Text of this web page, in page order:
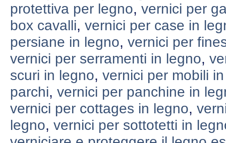
protettiva per legno, vernici per
box cavalli, vernici per case in
persiane in legno, vernici per
vernici per serramenti in legno,
scuri in legno, vernici per mobili
parchi, vernici per panchine in
vernici per cottages in legno,
legno, vernici per sottotetti in